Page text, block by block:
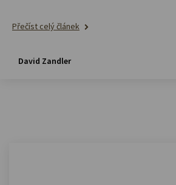
Přečíst celý článek
David Zandler